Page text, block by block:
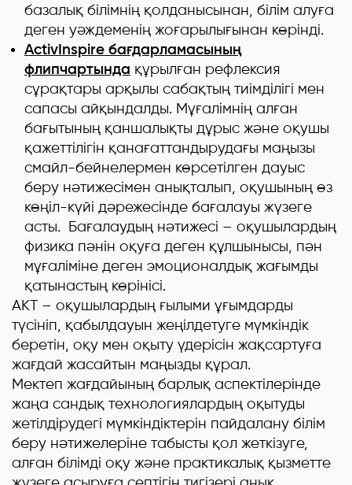
базалық білімнің қолданысынан, білім алуға
деген уәждеменің жоғарылығынан көрінді.
ActivInspire бағдарламасының
флипчартында құрылған рефлексия
сұрақтары арқылы сабақтың тиімділігі мен
сапасы айқындалды. Мұғалімнің алған
бағытының қаншалықты дұрыс және оқушы
қажеттілігін қанағаттандырудағы маңызы
смайл-бейнелермен көрсетілген дауыс
беру нәтижесімен анықталып, оқушының өз
көңіл-күйі дәрежесінде бағалауы жүзеге
асты. Бағалаудың нәтижесі – оқушылардың
физика пәнін оқуға деген құлшынысы, пән
мұғаліміне деген эмоционалдық жағымды
қатынастың көрінісі.
АКТ – оқушылардың ғылыми ұғымдарды
түсініп, қабылдауын жеңілдетуге мүмкіндік
беретін, оқу мен оқыту үдерісін жақсартуға
жағдай жасайтын маңызды құрал.
Мектеп жағдайының барлық аспектілерінде
жаңа сандық технологиялардың оқытуды
жетілдірудегі мүмкіндіктерін пайдалану білім
беру нәтижелеріне табысты қол жеткізуге,
алған білімді оқу және практикалық қызметте